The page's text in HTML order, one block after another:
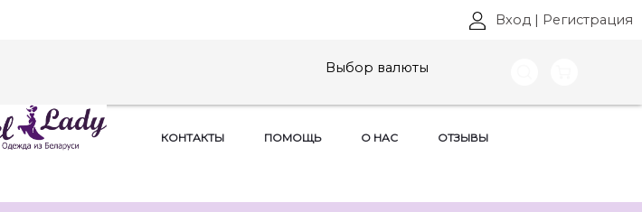
Вход | Регистрация
Выбор валюты
КОНТАКТЫ ПОМОЩЬ О НАС ОТЗЫВЫ